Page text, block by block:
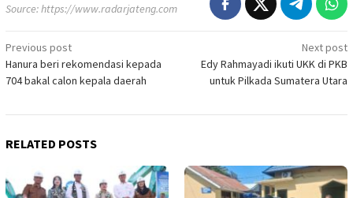
Source:https://www.radarjateng.com
Post
navigation
Previous post
Hanura beri rekomendasi kepada
704 bakal calon kepala daerah
Next post
Edy Rahmayadi ikuti UKK di PKB
untuk Pilkada Sumatera Utara
RELATED POSTS